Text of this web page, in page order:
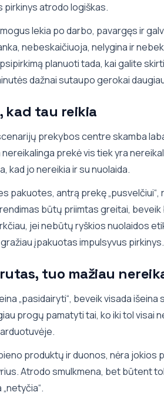
pirkinys atrodo logiškas.
lekia po darbo, pavargęs ir
nebeskaičiuoja, nelygina ir
planuoti tada, kai galite
dažnai sutaupo gerokai
kad tau reikia
prekybos centre skamba
nereikalinga prekė vis tiek yra
kad jo nereikia ir su nuolaida.
pakuotes, antrą prekę
būtų priimtas greitai,
jei nebūtų ryškios nuolaidos
įpakuotas impulsyvus pirkinys.
tuo mažiau
„pasidairyti“, beveik visada išeina
progų pamatyti tai, ko iki tol visai
produktų ir duonos, nėra jokios
Atrodo smulkmena, bet būtent